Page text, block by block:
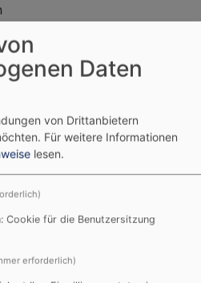
Daten
von Drittanbietern
Für weitere Informationen
lesen.
Cookie für die Benutzersitzung
erforderlich)